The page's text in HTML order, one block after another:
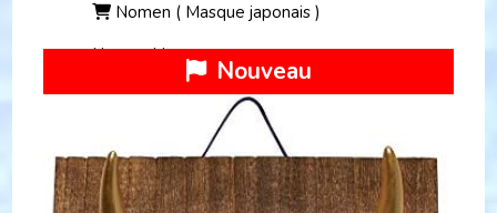
Nomen ( Masque japonais )
Nomen Hannya
Nouveau